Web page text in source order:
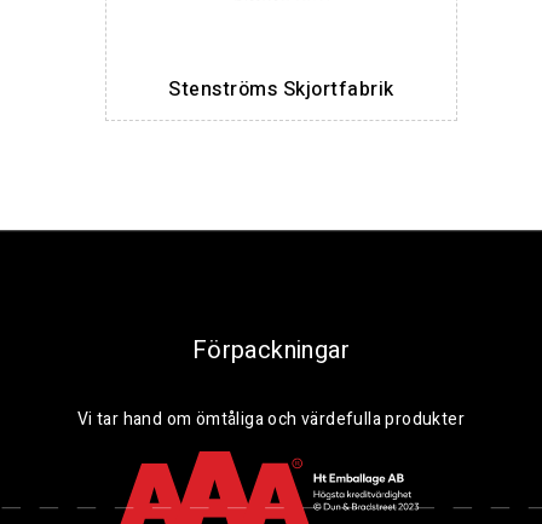
Stenströms Skjortfabrik
Förpackningar
Vi tar hand om ömtåliga och värdefulla produkter